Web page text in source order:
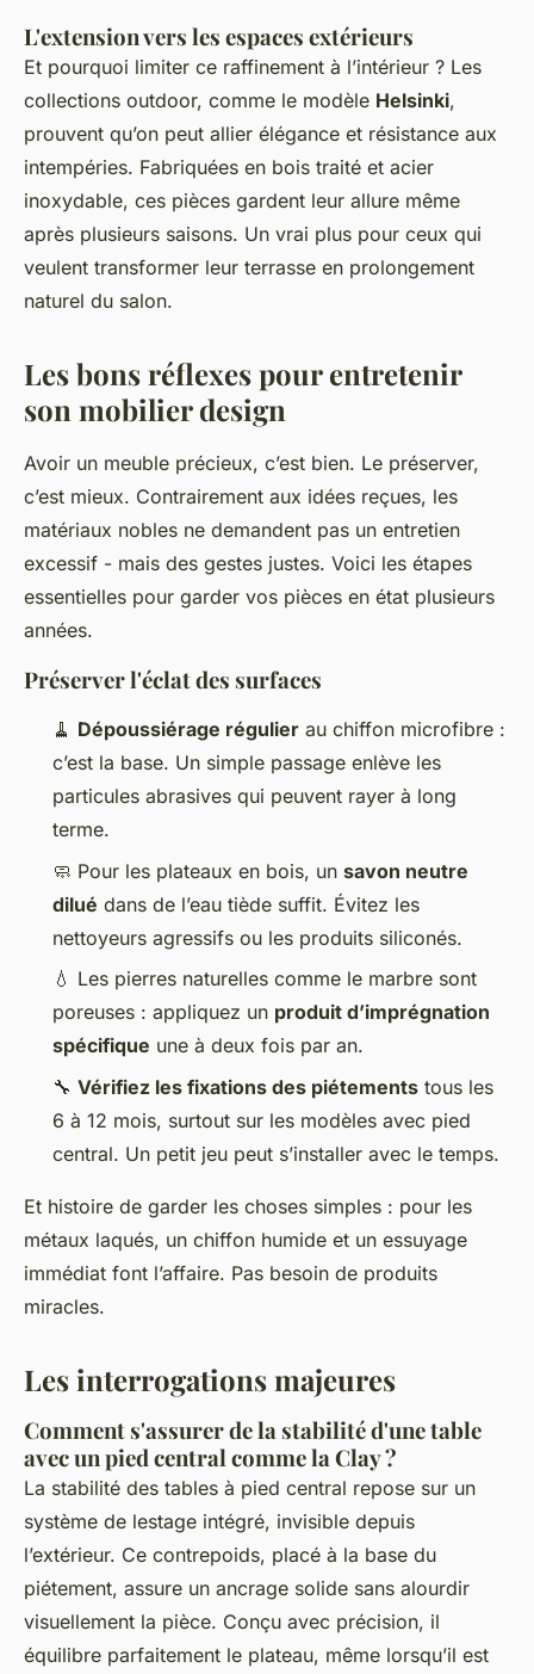
L'extension vers les espaces extérieurs
Et pourquoi limiter ce raffinement à l’intérieur ? Les
collections outdoor, comme le modèle Helsinki,
prouvent qu’on peut allier élégance et résistance aux
intempéries. Fabriquées en bois traité et acier
inoxydable, ces pièces gardent leur allure même
après plusieurs saisons. Un vrai plus pour ceux qui
veulent transformer leur terrasse en prolongement
naturel du salon.
Les bons réflexes pour entretenir
son mobilier design
Avoir un meuble précieux, c’est bien. Le préserver,
c’est mieux. Contrairement aux idées reçues, les
matériaux nobles ne demandent pas un entretien
excessif - mais des gestes justes. Voici les étapes
essentielles pour garder vos pièces en état plusieurs
années.
Préserver l'éclat des surfaces
🧹 Dépoussiérage régulier au chiffon microfibre :
c’est la base. Un simple passage enlève les
particules abrasives qui peuvent rayer à long
terme.
🧼 Pour les plateaux en bois, un savon neutre
dilué dans de l’eau tiède suffit. Évitez les
nettoyeurs agressifs ou les produits siliconés.
💧 Les pierres naturelles comme le marbre sont
poreuses : appliquez un produit d’imprégnation
spécifique une à deux fois par an.
🔧 Vérifiez les fixations des piétements tous les
6 à 12 mois, surtout sur les modèles avec pied
central. Un petit jeu peut s’installer avec le temps.
Et histoire de garder les choses simples : pour les
métaux laqués, un chiffon humide et un essuyage
immédiat font l’affaire. Pas besoin de produits
miracles.
Les interrogations majeures
Comment s'assurer de la stabilité d'une table
avec un pied central comme la Clay ?
La stabilité des tables à pied central repose sur un
système de lestage intégré, invisible depuis
l’extérieur. Ce contrepoids, placé à la base du
piétement, assure un ancrage solide sans alourdir
visuellement la pièce. Conçu avec précision, il
équilibre parfaitement le plateau, même lorsqu’il est